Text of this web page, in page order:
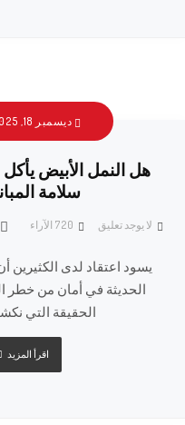
ديسمبر 18, 2025
هل النمل الأبيض
سلامة
لا يوجد تعليق الآراء
يسود اعتقاد لدى الكثيرين
الحديثة في أمان من خطر
الحقيقة التي
اقرأ المزيد